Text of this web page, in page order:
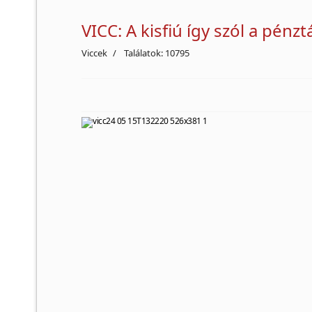
VICC: A kisfiú így szól a
Viccek Találatok: 10795